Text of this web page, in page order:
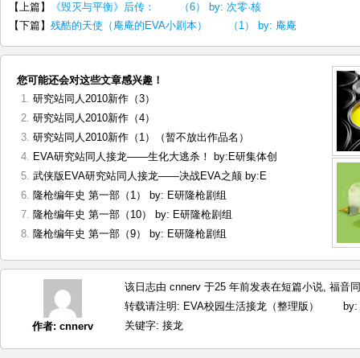
【上篇】
《毁灭与平衡》后传： （6） by: 次零·核
【下篇】 残酷的天使（庵庵的EVA小剧本） （1） by: 庵庵
您可能还会对这些文章感兴趣！
研究站同人2010新作（3）
研究站同人2010新作（4）
研究站同人2010新作（1）（暂不放出作品名）
EVA研究站同人接龙——生化大逃杀！ by:E研集体创
武侠版EVA研究站同人接龙——决战EVA之颠 by:E
隆枪编年史 第一部（1） by: E研隆枪剧组
隆枪编年史 第一部（10） by: E研隆枪剧组
隆枪编年史 第一部（9） by: E研隆枪剧组
作者: cnnerv
该日志由 cnnerv 于25 年前发表在短篇小说, 福音
转载请注明: EVA校园生活接龙（整理版） by:
关键字: 接龙